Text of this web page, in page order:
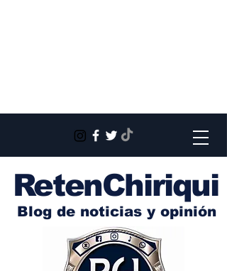
RetenChiriqui
Blog de noticias y opinión